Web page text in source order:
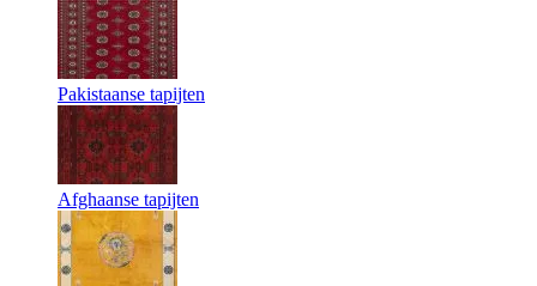
Pakistaanse tapijten
Afghaanse tapijten